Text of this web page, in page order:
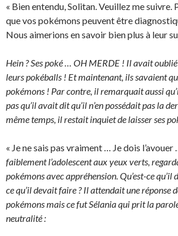
« Bien entendu, Solitan. Veuillez me suivre.
que vos pokémons peuvent être
Nous aimerions en savoir bien plus à leur
Hein ? Ses poké … OH MERDE ! Il avait
leurs pokéballs ! Et maintenant, ils savaient
pokémons ! Par contre, il remarquait aussi
pas qu’il avait dit qu’il n’en possédait pas la
même temps, il restait inquiet de laisser ses
« Je ne sais pas vraiment … Je dois l’avouer
faiblement l’adolescent aux yeux verts,
pokémons avec appréhension. Qu’est-ce qu’il
ce qu’il devait faire ? Il attendait une réponse
pokémons mais ce fut Sélania qui prit la
neutralité :